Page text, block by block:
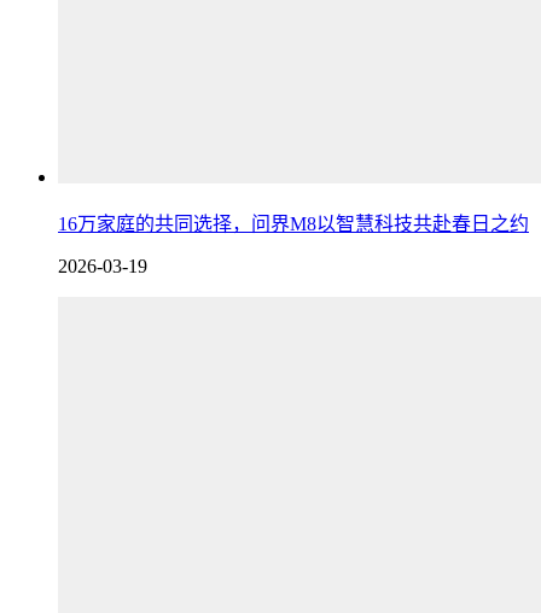
16万家庭的共同选择，问界M8以智慧科技共赴春日之约
2026-03-19